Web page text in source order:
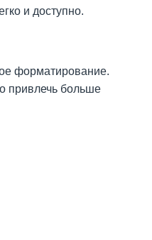
и доступно.
форматирование.
привлечь больше